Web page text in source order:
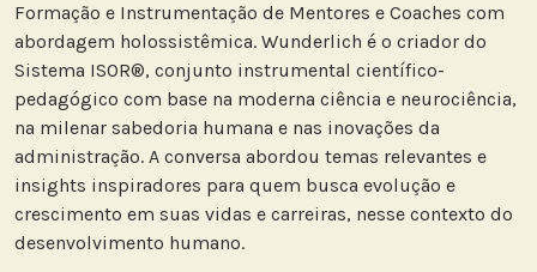
Formação e Instrumentação de Mentores e Coaches com
abordagem holossistêmica. Wunderlich é o criador do
Sistema ISOR®, conjunto instrumental científico-
pedagógico com base na moderna ciência e neurociência,
na milenar sabedoria humana e nas inovações da
administração. A conversa abordou temas relevantes e
insights inspiradores para quem busca evolução e
crescimento em suas vidas e carreiras, nesse contexto do
desenvolvimento humano.